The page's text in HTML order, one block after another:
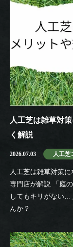
人工芝は雑草対
く解説
2026.07.03 人工芝
人工芝は雑草対策
専門店が解説 「庭
してもキリがない…
んか？